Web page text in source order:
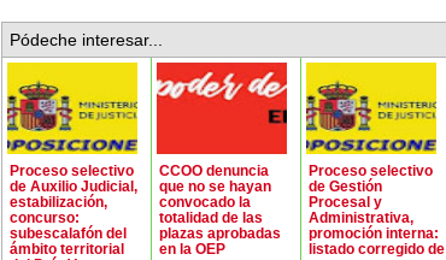
Pódeche interesar...
Proceso selectivo
de Auxilio Judicial,
estabilización,
concurso:
subescalafón del
ámbito territorial
CCOO denuncia
que no se hayan
convocado la
totalidad de las
plazas aprobadas
en la OEP
Proceso selectivo
de Gestión
Procesal y
Administrativa,
promoción interna:
listado corregido de